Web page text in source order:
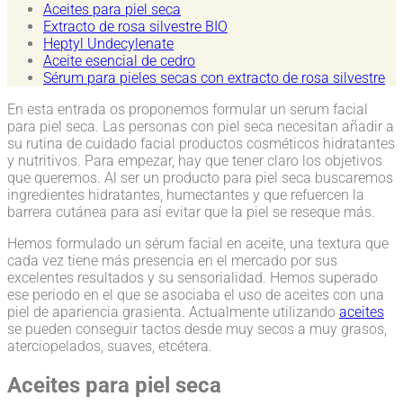
Aceites para piel seca
Extracto de rosa silvestre BIO
Heptyl Undecylenate
Aceite esencial de cedro
Sérum para pieles secas con extracto de rosa silvestre
En esta entrada os proponemos formular un serum facial
para piel seca. Las personas con piel seca necesitan añadir a
su rutina de cuidado facial productos cosméticos hidratantes
y nutritivos. Para empezar, hay que tener claro los objetivos
que queremos. Al ser un producto para piel seca buscaremos
ingredientes hidratantes, humectantes y que refuercen la
barrera cutánea para así evitar que la piel se reseque más.
Hemos formulado un sérum facial en aceite, una textura que
cada vez tiene más presencia en el mercado por sus
excelentes resultados y su sensorialidad. Hemos superado
ese periodo en el que se asociaba el uso de aceites con una
piel de apariencia grasienta. Actualmente utilizando aceites
se pueden conseguir tactos desde muy secos a muy grasos,
aterciopelados, suaves, etcétera.
Aceites para piel seca